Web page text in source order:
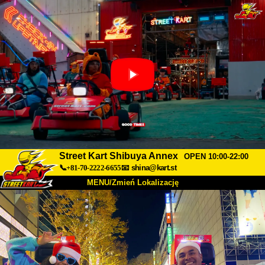
Street Kart Shibuya Annex
OPEN 10:00-22:00
📞+81-70-2222-6655📧 shina@kart.st
MENU/Zmień Lokalizację
O nas Specyfikacja Cena
Dojazd Opinie FAQ